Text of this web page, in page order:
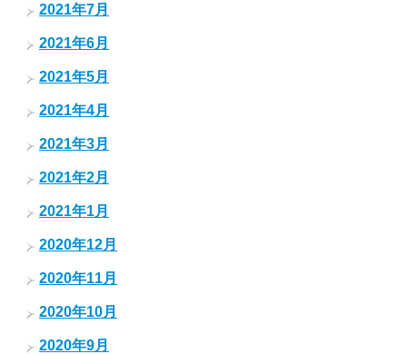
2021年7月
2021年6月
2021年5月
2021年4月
2021年3月
2021年2月
2021年1月
2020年12月
2020年11月
2020年10月
2020年9月